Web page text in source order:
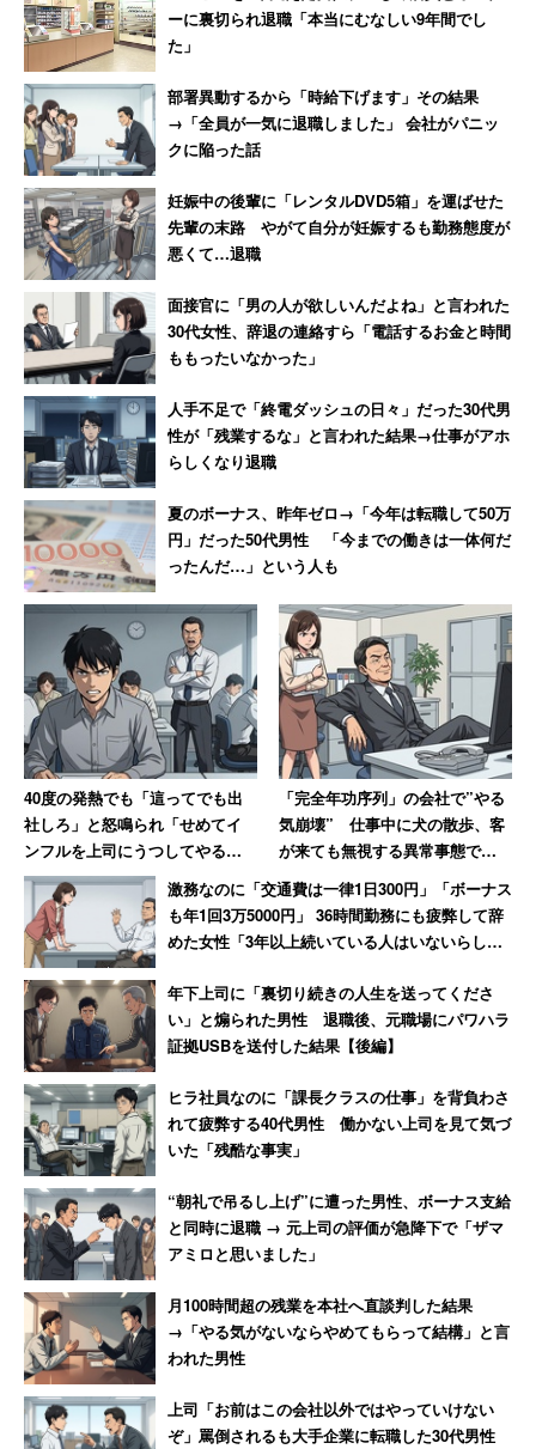
【前編】 息
ーに裏切られ退職「本当にむなしい9年間でし
た」
部署異動するから「時給下げます」その結果
→「全員が一気に退職しました」 会社がパニッ
クに陥った話
妊娠中の後輩に「レンタルDVD5箱」を運ばせた
先輩の末路 やがて自分が妊娠するも勤務態度が
悪くて…退職
面接官に「男の人が欲しいんだよね」と言われた
30代女性、辞退の連絡すら「電話するお金と時間
ももったいなかった」
人手不足で「終電ダッシュの日々」だった30代男
性が「残業するな」と言われた結果→仕事がアホ
らしくなり退職
夏のボーナス、昨年ゼロ→「今年は転職して50万
円」だった50代男性 「今までの働きは一体何だ
ったんだ…」という人も
40度の発熱でも「這ってでも出
社しろ」と怒鳴られ「せめてイ
ンフルを上司にうつしてやる」
と思った男性 数年後その職場
は「潰された」【後編】
「完全年功序列」の会社で”やる
気崩壊” 仕事中に犬の散歩、客
が来ても無視する異常事態で
「若い社員が毎年辞めていきま
す」
激務なのに「交通費は一律1日300円」「ボーナス
も年1回3万5000円」 36時間勤務にも疲弊して辞
めた女性「3年以上続いている人はいないらし
年下上司に「裏切り続きの人生を送ってくださ
い」と煽られた男性 退職後、元職場にパワハラ
証拠USBを送付した結果【後編】
ヒラ社員なのに「課長クラスの仕事」を背負わさ
れて疲弊する40代男性 働かない上司を見て気づ
いた「残酷な事実」
“朝礼で吊るし上げ”に遭った男性、ボーナス支給
と同時に退職 → 元上司の評価が急降下で「ザマ
アミロと思いました」
月100時間超の残業を本社へ直談判した結果
→「やる気がないならやめてもらって結構」と言
われた男性
上司「お前はこの会社以外ではやっていけない
ぞ」罵倒されるも大手企業に転職した30代男性